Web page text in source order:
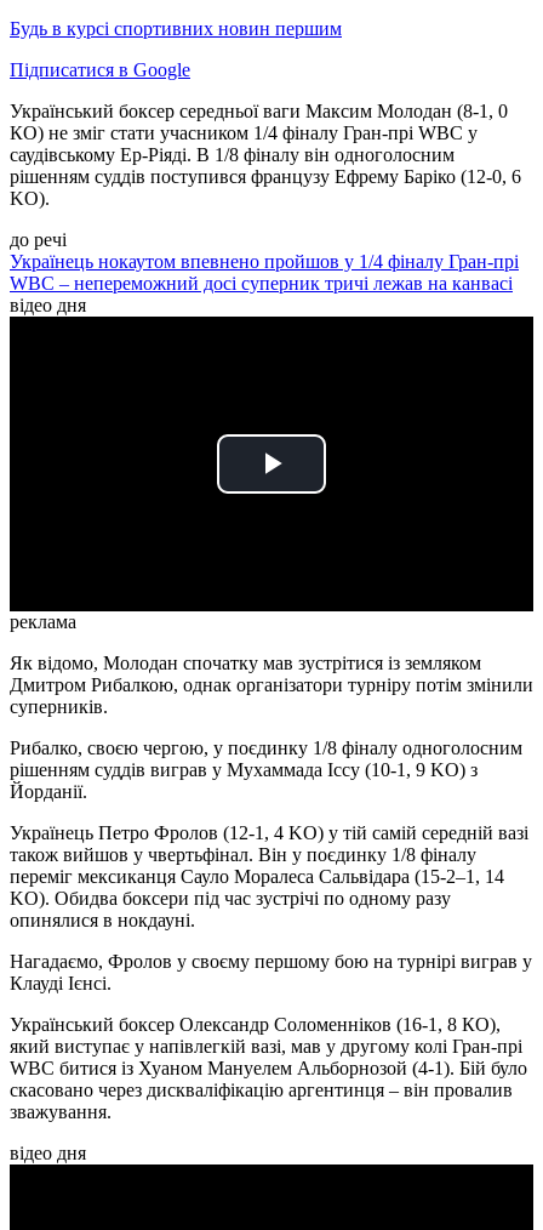
Будь в курсі спортивних новин першим
Підписатися в Google
Український боксер середньої ваги Максим Молодан (8-1, 0
КО) не зміг стати учасником 1/4 фіналу Гран-прі WBC у
саудівському Ер-Ріяді. В 1/8 фіналу він одноголосним
рішенням суддів поступився французу Ефрему Баріко (12-0, 6
KO).
до речі
Українець нокаутом впевнено пройшов у 1/4 фіналу Гран-прі
WBC – непереможний досі суперник тричі лежав на канвасі
відео дня
Play
реклама
Як відомо, Молодан спочатку мав зустрітися із земляком
Дмитром Рибалкою, однак організатори турніру потім змінили
суперників.
Рибалко, своєю чергою, у поєдинку 1/8 фіналу одноголосним
рішенням суддів виграв у Мухаммада Іссу (10-1, 9 KO) з
Йорданії.
Українець Петро Фролов (12-1, 4 KO) у тій самій середній вазі
також вийшов у чвертьфінал. Він у поєдинку 1/8 фіналу
переміг мексиканця Сауло Моралеса Сальвідара (15-2–1, 14
KO). Обидва боксери під час зустрічі по одному разу
опинялися в нокдауні.
Нагадаємо, Фролов у своєму першому бою на турнірі виграв у
Клауді Ієнсі.
Український боксер Олександр Соломенніков (16-1, 8 КО),
який виступає у напівлегкій вазі, мав у другому колі Гран-прі
WBC битися із Хуаном Мануелем Альборнозой (4-1). Бій було
скасовано через дискваліфікацію аргентинця – він провалив
зважування.
відео дня